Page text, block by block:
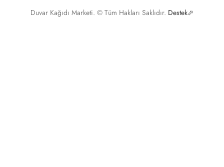
Duvar Kağıdı Marketi. © Tüm Hakları Saklıdır. Destek⬀